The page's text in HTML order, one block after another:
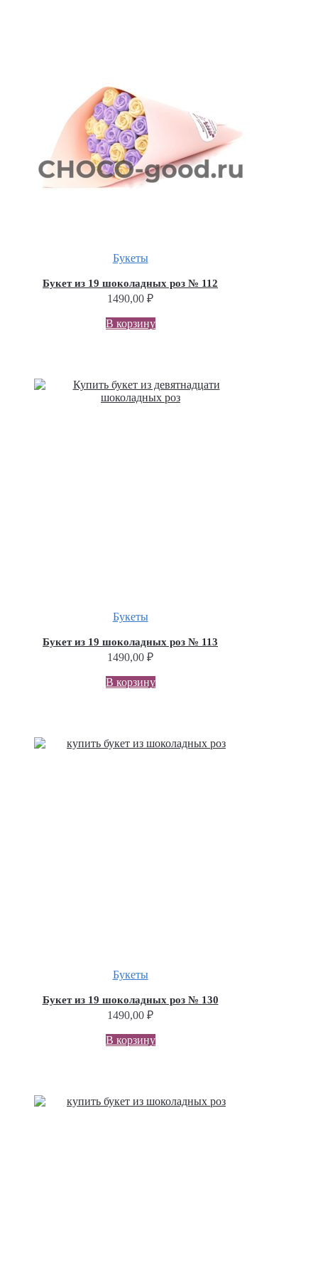
Букеты
Букет из 19 шоколадных роз № 112
1490,00₽
В корзину
Букеты
Букет из 19 шоколадных роз № 113
1490,00₽
В корзину
Букеты
Букет из 19 шоколадных роз № 130
1490,00₽
В корзину